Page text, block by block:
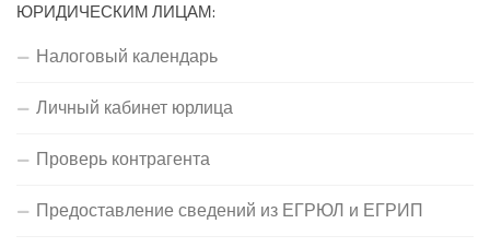
ЮРИДИЧЕСКИМ ЛИЦАМ:
Налоговый календарь
Личный кабинет юрлица
Проверь контрагента
Предоставление сведений из ЕГРЮЛ и ЕГРИП